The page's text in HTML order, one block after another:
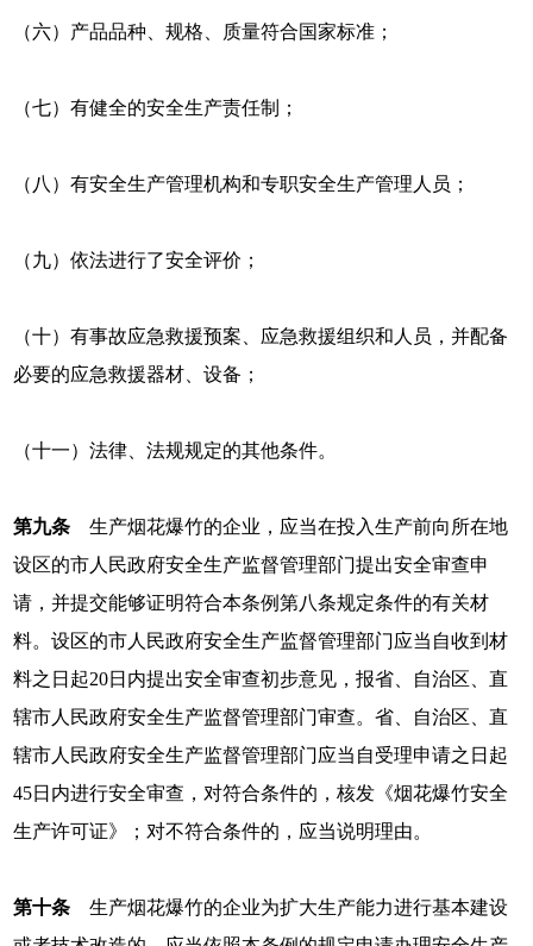
（六）产品品种、规格、质量符合国家标准；
（七）有健全的安全生产责任制；
（八）有安全生产管理机构和专职安全生产管理人员；
（九）依法进行了安全评价；
（十）有事故应急救援预案、应急救援组织和人员，并配备
必要的应急救援器材、设备；
（十一）法律、法规规定的其他条件。
第九条 生产烟花爆竹的企业，应当在投入生产前向所在地
设区的市人民政府安全生产监督管理部门提出安全审查申
请，并提交能够证明符合本条例第八条规定条件的有关材
料。设区的市人民政府安全生产监督管理部门应当自收到材
料之日起20日内提出安全审查初步意见，报省、自治区、直
辖市人民政府安全生产监督管理部门审查。省、自治区、直
辖市人民政府安全生产监督管理部门应当自受理申请之日起
45日内进行安全审查，对符合条件的，核发《烟花爆竹安全
生产许可证》；对不符合条件的，应当说明理由。
第十条 生产烟花爆竹的企业为扩大生产能力进行基本建设